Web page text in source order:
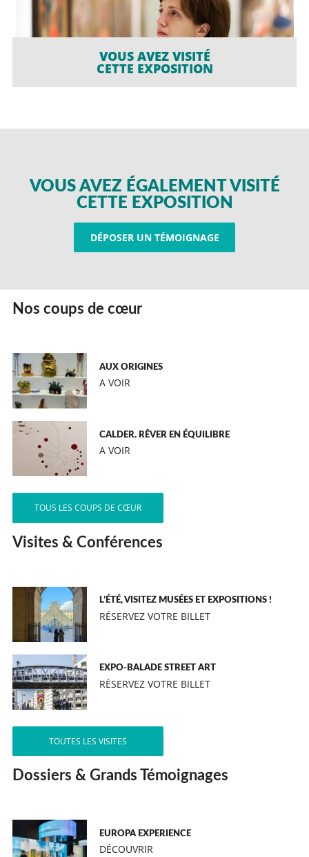
VOUS AVEZ VISITÉ
CETTE EXPOSITION
VOUS AVEZ ÉGALEMENT VISITÉ
CETTE EXPOSITION
DÉPOSER UN TÉMOIGNAGE
Nos coups de cœur
AUX ORIGINES
A VOIR
CALDER. RÊVER EN ÉQUILIBRE
A VOIR
TOUS LES COUPS DE CŒUR
Visites & Conférences
L’ÉTÉ, VISITEZ MUSÉES ET EXPOSITIONS !
RÉSERVEZ VOTRE BILLET
EXPO-BALADE STREET ART
RÉSERVEZ VOTRE BILLET
TOUTES LES VISITES
Dossiers & Grands Témoignages
EUROPA EXPERIENCE
DÉCOUVRIR